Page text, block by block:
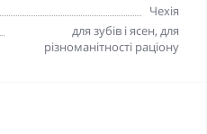
Чехія
для зубів і ясен, для
різноманітності раціону